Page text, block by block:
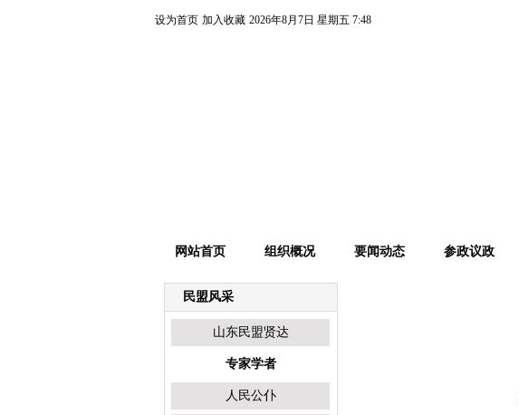
设为首页 加入收藏 2026年8月7日 星期五 7:48
网站首页 组织概况 要闻动态 参政议政
民盟风采
山东民盟贤达
专家学者
人民公仆